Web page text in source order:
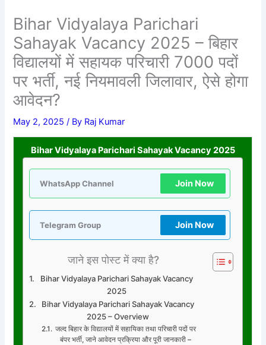
Bihar Vidyalaya Parichari
Sahayak Vacancy 2025 – बिहार
विद्यालयों में सहायक परिचारी 7000 पदों
पर भर्ती, नई नियमावली जिलावार, ऐसे होगा
आवेदन?
May 2, 2025/ By Raj Kumar
Bihar Vidyalaya Parichari Sahayak Vacancy 2025
WhatsApp Channel Join Now
Telegram Group Join Now
जाने इस पोस्ट में क्या है?
Bihar Vidyalaya Parichari Sahayak Vacancy
2025
Bihar Vidyalaya Parichari Sahayak Vacancy
2025 – Overview
जल्द बिहार के विद्यालयों में सहायिका तथा परिचारी पदों पर
बंपर भर्ती, जाने आवेदन प्रक्रिया और पूरी जानकारी –